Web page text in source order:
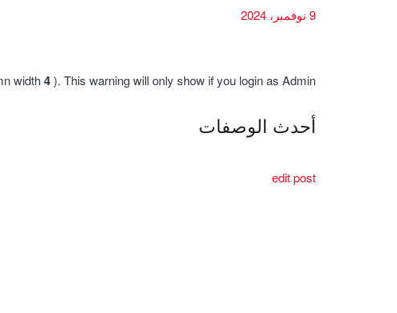
9 نوفمبر، 2024
width4). This warning will only show if you login as Admin.
أحدث الوصفات
edit post